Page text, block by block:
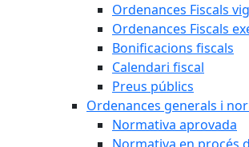
Ordenances Fiscals
Ordenances Fiscals
Bonificacions fiscals
Calendari fiscal
Preus públics
Ordenances generals i
Normativa aprovada